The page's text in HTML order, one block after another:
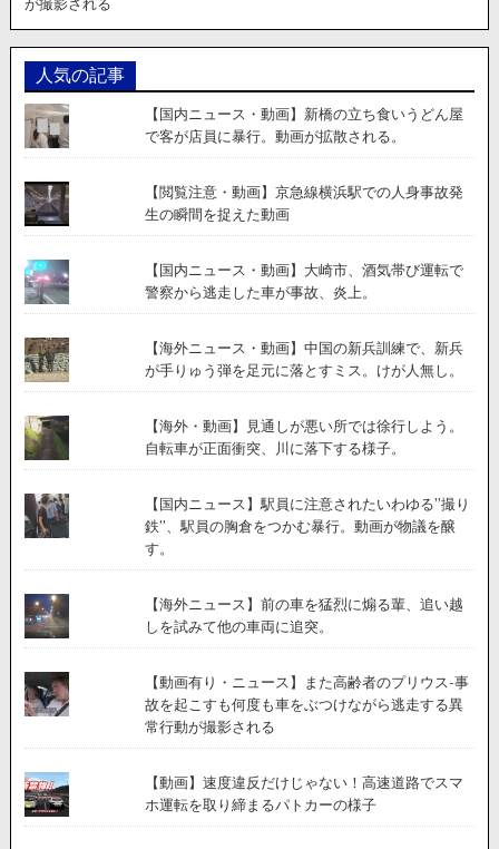
が撮影される
人気の記事
【国内ニュース・動画】新橋の立ち食いうどん屋
で客が店員に暴行。動画が拡散される。
【閲覧注意・動画】京急線横浜駅での人身事故発
生の瞬間を捉えた動画
【国内ニュース・動画】大崎市、酒気帯び運転で
警察から逃走した車が事故、炎上。
【海外ニュース・動画】中国の新兵訓練で、新兵
が手りゅう弾を足元に落とすミス。けが人無し。
【海外・動画】見通しが悪い所では徐行しよう。
自転車が正面衝突、川に落下する様子。
【国内ニュース】駅員に注意されたいわゆる”撮り
鉄”、駅員の胸倉をつかむ暴行。動画が物議を醸
す。
【海外ニュース】前の車を猛烈に煽る輩、追い越
しを試みて他の車両に追突。
【動画有り・ニュース】また高齢者のプリウス-事
故を起こすも何度も車をぶつけながら逃走する異
常行動が撮影される
【動画】速度違反だけじゃない！高速道路でスマ
ホ運転を取り締まるパトカーの様子